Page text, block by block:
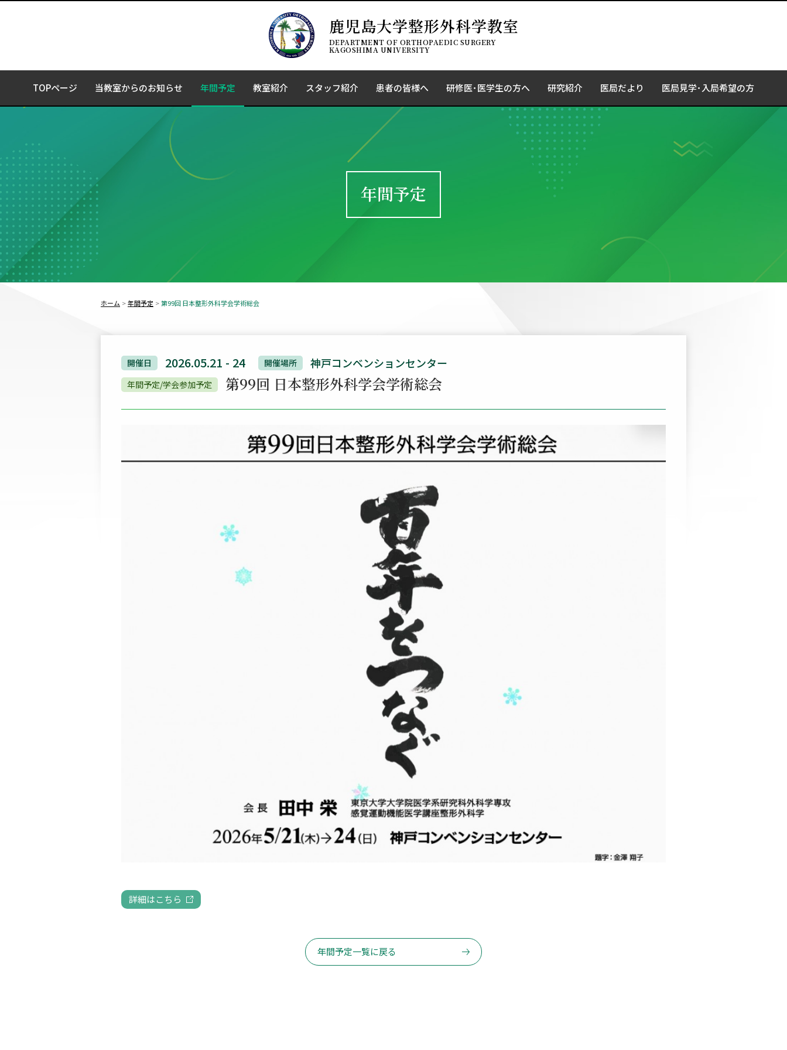
鹿児島大学整形外科学教室
DEPARTMENT OF ORTHOPAEDIC SURGERY
KAGOSHIMA UNIVERSITY
TOPページ 当教室からのお知らせ 年間予定 教室紹介 スタッフ紹介 患者の皆様へ 研修医･医学生の方へ 研究紹介 医局だより 医局見学･入局希望の方
年間予定
ホーム 年間予定 第99回 日本整形外科学会学術総会
開催日 2026.05.21 - 24 開催場所 神戸コンベンションセンター
年間予定/学会参加予定 第99回 日本整形外科学会学術総会
詳細はこちら
年間予定一覧に戻る